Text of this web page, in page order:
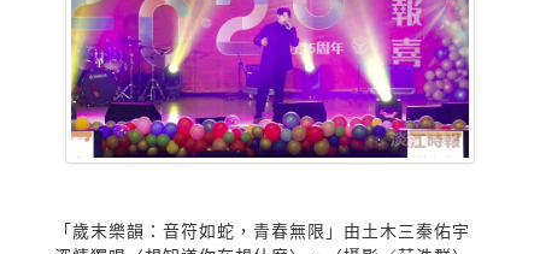
「歲末樂韻：音符如蛇，青春無限」由土木三秦佑宇